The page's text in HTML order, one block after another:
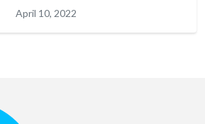
April 10, 2022